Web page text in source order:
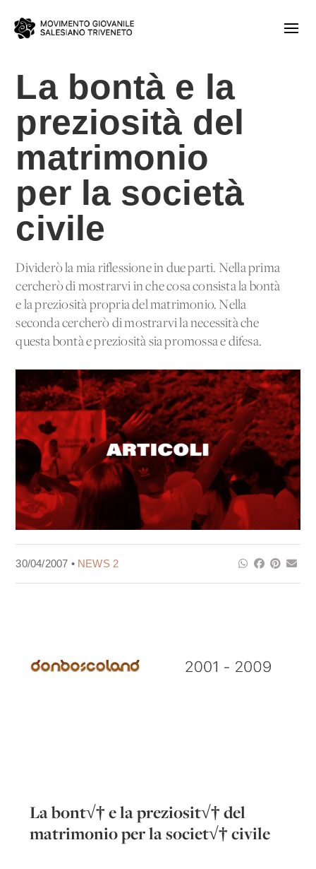
La bontà e la
preziosità del
matrimonio
per la società
civile
Dividerò la mia riflessione in due parti. Nella prima
cercherò di mostrarvi in che cosa consista la bontà
e la preziosità propria del matrimonio. Nella
seconda cercherò di mostrarvi la necessità che
questa bontà e preziosità sia promossa e difesa.
30/04/2007 • NEWS 2
La bont√† e la preziosit√† del
matrimonio per la societ√† civile